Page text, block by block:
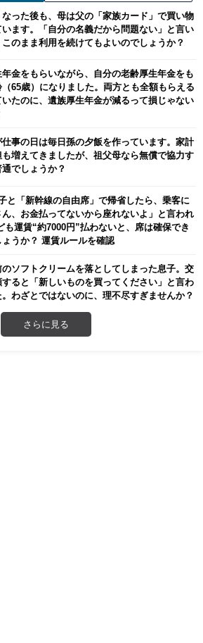
なった後も、母は父の「家族カード」で買い物
います。「自分の名義だから問題ない」と言い
このまま利用を続けてもよいのでしょうか？
年金をもらいながら、自分の老齢厚生年金をも
（65歳）になりました。両方とも全額もらえる
いたのに、遺族厚生年金が減るって損じゃない
仕事の日は毎日孫の夕飯を作っています。家計
も増えてきましたが、祖父母なら無償で協力す
でしょうか？
と「新幹線の自由席」で帰省したら、乗客に
ん、お金払ってないから座れないよ」と言われ
も運賃“約7000円”払わないと、席は確保でき
ょうか？ 運賃ルールを確認
のソフトクリームを落としてしまった息子。交
すると「新しいものを買ってください」と言わ
わざとではないのに、理不尽すぎませんか？
さらに見る